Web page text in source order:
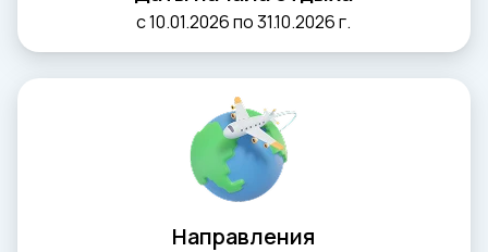
с 10.01.2026 по 31.10.2026 г.
Направления